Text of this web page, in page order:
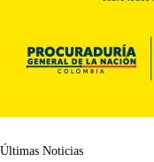
Últimas Noticias